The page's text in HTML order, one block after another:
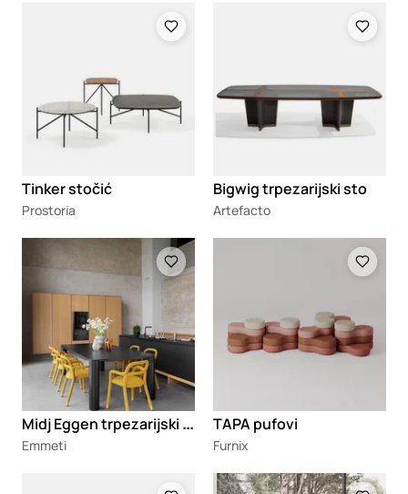
Tinker stočić
Prostoria
Bigwig trpezarijski sto
Artefacto
Loading
M
idj Eggen trpezarijski sto
Emmeti
TAPA pufovi
Furnix
Loading